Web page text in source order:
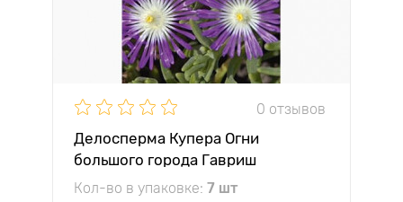
0 отзывов
Делосперма Купера Огни
большого города Гавриш
Кол-во в упаковке: 7 шт